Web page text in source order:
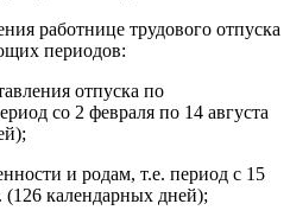
работнице трудового отпуска
периодов:
отпуска по
со 2 февраля по 14 августа
и родам, т.е. период с 15
(126 календарных дней);